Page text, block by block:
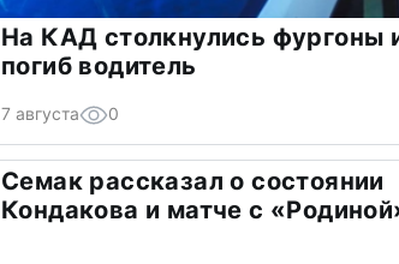
На КАД столкнулись
погиб водитель
7 августа 0
Семак рассказал о состоянии
Кондакова и матче с